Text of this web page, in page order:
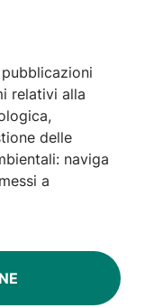
relativi alla
delle
naviga
a